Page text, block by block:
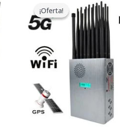
¡Oferta!
¡Oferta!
precio
original
era:
$1,599.00.
precio
actual
es:
$829.88.